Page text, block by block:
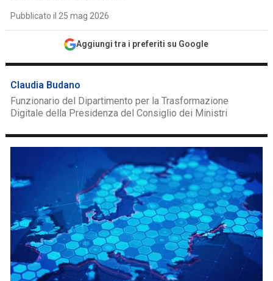
Pubblicato il 25 mag 2026
Aggiungi tra i preferiti su Google
Claudia Budano
Funzionario del Dipartimento per la Trasformazione
Digitale della Presidenza del Consiglio dei Ministri